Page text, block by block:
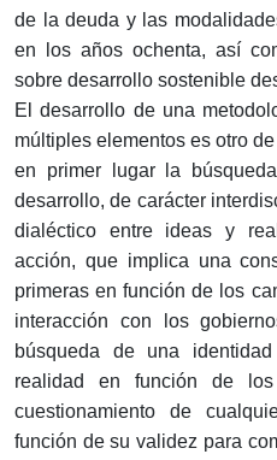
de la deuda y las
en los años ochenta, así
sobre desarrollo sostenible
El desarrollo de una
múltiples elementos es otro
en primer lugar la
desarrollo, de carácter
dialéctico entre ideas y
acción, que implica una
primeras en función de los
interacción con los
búsqueda de una
realidad en función de
cuestionamiento de
función de su validez para